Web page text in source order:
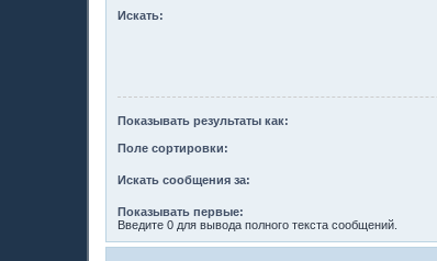
Искать:
Показывать результаты как:
Поле сортировки:
Искать сообщения за:
Показывать первые:
Введите 0 для вывода полного текста сообщений.